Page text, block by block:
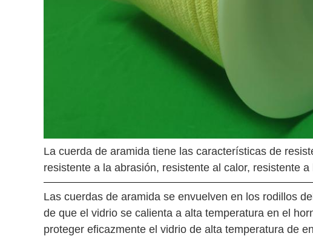
La cuerda de aramida tiene las características de
resistente a la abrasión, resistente al calor, resistente
Las cuerdas de aramida se envuelven en los rodillos
de que el vidrio se calienta a alta temperatura en el
proteger eficazmente el vidrio de alta temperatura de